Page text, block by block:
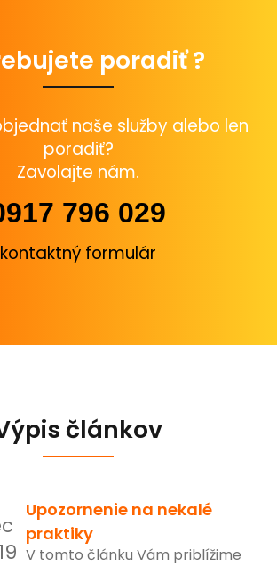
poradiť ?
naše služby alebo len
poradiť?
Zavolajte nám.
796 029
kontaktný formulár
článkov
Upozornenie na nekalé
praktiky
V tomto článku Vám priblížime